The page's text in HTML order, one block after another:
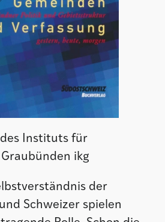
Instituts für
ikg
der
Schweizer spielen